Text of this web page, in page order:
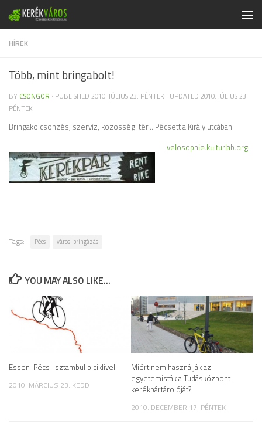
Skip to content
HÍREK
Több, mint bringabolt!
BY CSONGOR · PUBLISHED 2010. JÚLIUS 23. PÉNTEK · UPDATED 2010. JÚLIUS 23.
PÉNTEK
Bringakölcsönzés, szervíz, közösségi tér… Pécsett a Király utcában
velosophie.kulturlab.org
Tags: Pécs városi bringázás
YOU MAY ALSO LIKE...
Essen-Pécs-Isztambul biciklivel
2010. MÁRCIUS 23. KEDD
Miért nem használják az
egyetemisták a Tudásközpont
kerékpártárolóját?
2010. DECEMBER 17. PÉNTEK